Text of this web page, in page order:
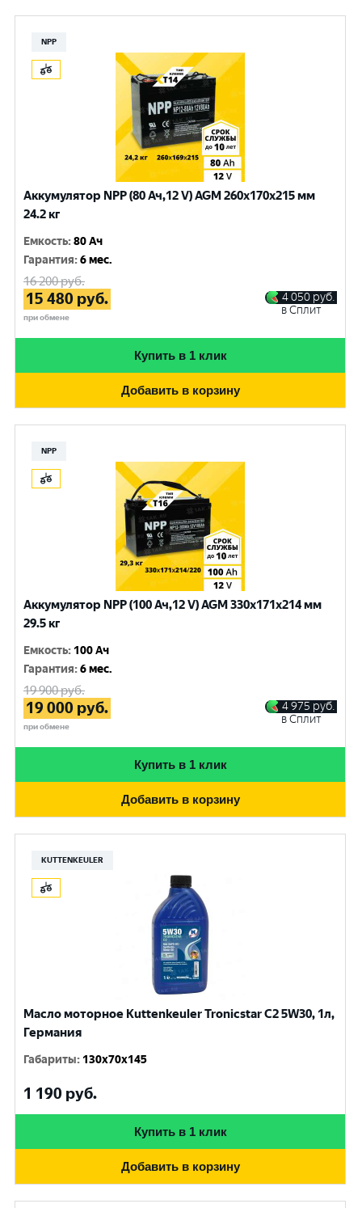
NPP
Аккумулятор NPP (80 Ач,12 V) AGM 260x170x215 мм
24.2 кг
Емкость:80 Ач
Гарантия:6 мес.
16 200руб.
15 480 руб.
при обмене
4 050 руб.
в Сплит
Купить в 1 клик
Добавить в корзину
NPP
Аккумулятор NPP (100 Ач,12 V) AGM 330x171x214 мм
29.5 кг
Емкость: 100 Ач
Гарантия:6 мес.
19 900руб.
19 000 руб.
при обмене
4 975 руб.
в Сплит
Купить в 1 клик
Добавить в корзину
KUTTENKEULER
Масло моторное Kuttenkeuler Tronicstar C2 5W30, 1л,
Германия
Габариты: 130x70x145
1 190 руб.
Купить в 1 клик
Добавить в корзину